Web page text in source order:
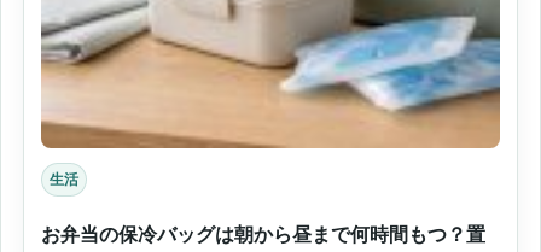
生活
お弁当の保冷バッグは朝から昼まで何時間もつ？置